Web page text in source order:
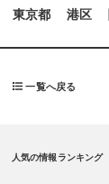
東京都 港区
一覧へ戻る
人気の情報ランキング